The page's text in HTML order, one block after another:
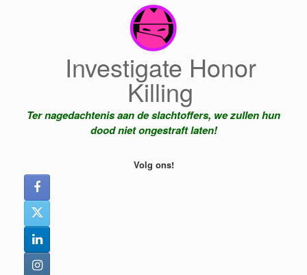
Investigate Honor
Killing
Ter nagedachtenis aan de slachtoffers, we zullen hun
dood niet ongestraft laten!
Volg ons!